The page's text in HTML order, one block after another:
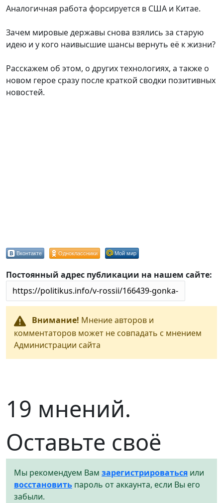
Аналогичная работа форсируется в США и Китае.
Зачем мировые державы снова взялись за старую
идею и у кого наивысшие шансы вернуть её к жизни?
Расскажем об этом, о других технологиях, а также о
новом герое сразу после краткой сводки позитивных
новостей.
Вконтакте Одноклассники Мой мир
Постоянный адрес публикации на нашем сайте:
Внимание! Мнение авторов и
комментаторов может не совпадать с мнением
Администрации сайта
19 мнений.
Оставьте своё
Мы рекомендуем Вам зарегистрироваться или
восстановить пароль от аккаунта, если Вы его
забыли.